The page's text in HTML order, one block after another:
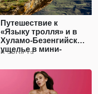
Путешествие к
«Языку тролля» и в
Хуламо-Безенгийское
ущелье в мини-
8 августа